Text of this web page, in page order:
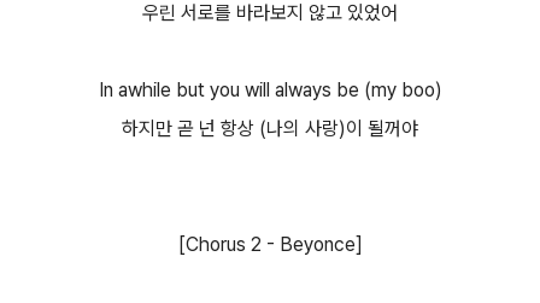
우린 서로를 바라보지 않고 있었어
In awhile but you will always be (my boo)
하지만 곧 넌 항상 (나의 사랑)이 될꺼야
[Chorus 2 - Beyonce]